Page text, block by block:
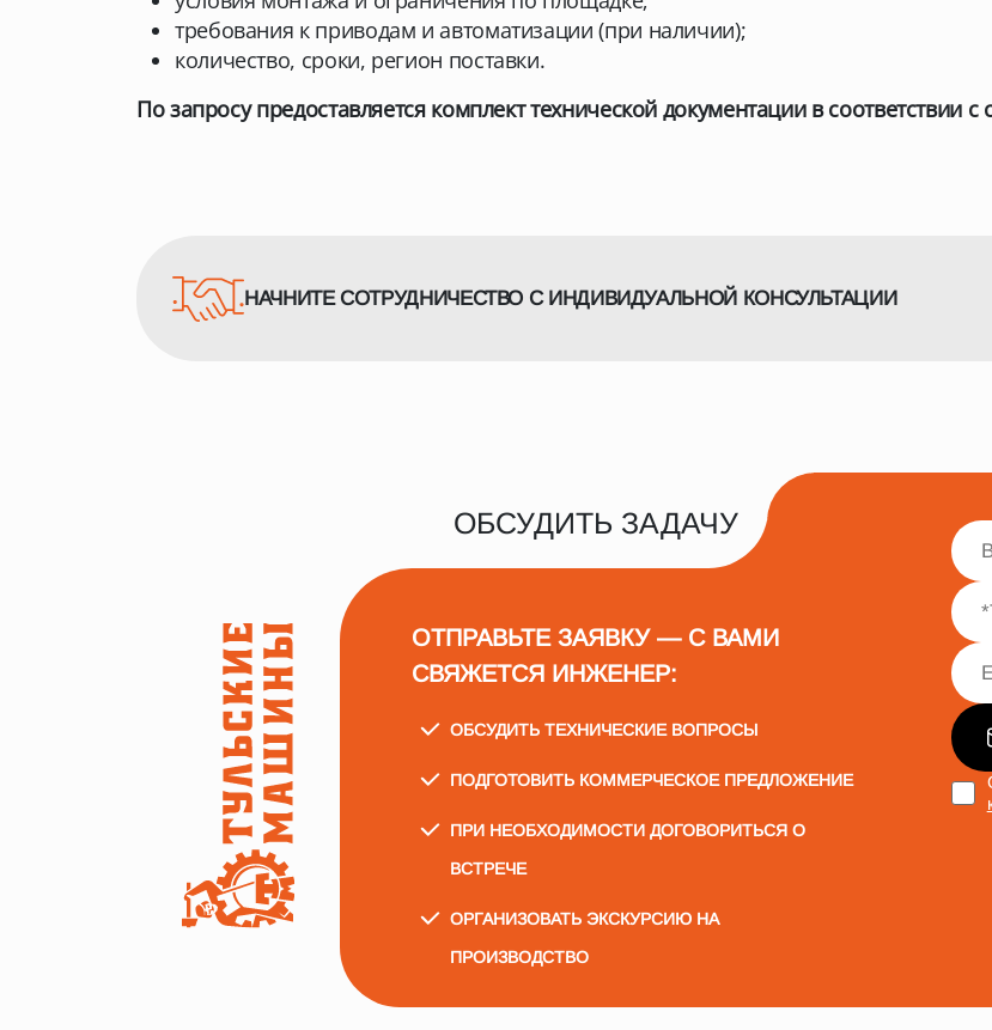
требования к приводам и автоматизации (при наличии);
количество, сроки, регион поставки.
По запросу предоставляется комплект технической документации в соответствии
НАЧНИТЕ СОТРУДНИЧЕСТВО С ИНДИВИДУАЛЬНОЙ КОНСУЛЬТАЦИИ
ОБСУДИТЬ ЗАДАЧУ
ОТПРАВЬТЕ ЗАЯВКУ — С ВАМИ
СВЯЖЕТСЯ ИНЖЕНЕР:
ОБСУДИТЬ ТЕХНИЧЕСКИЕ ВОПРОСЫ
ПОДГОТОВИТЬ КОММЕРЧЕСКОЕ ПРЕДЛОЖЕНИЕ
ПРИ НЕОБХОДИМОСТИ ДОГОВОРИТЬСЯ О
ВСТРЕЧЕ
ОРГАНИЗОВАТЬ ЭКСКУРСИЮ НА
ПРОИЗВОДСТВО